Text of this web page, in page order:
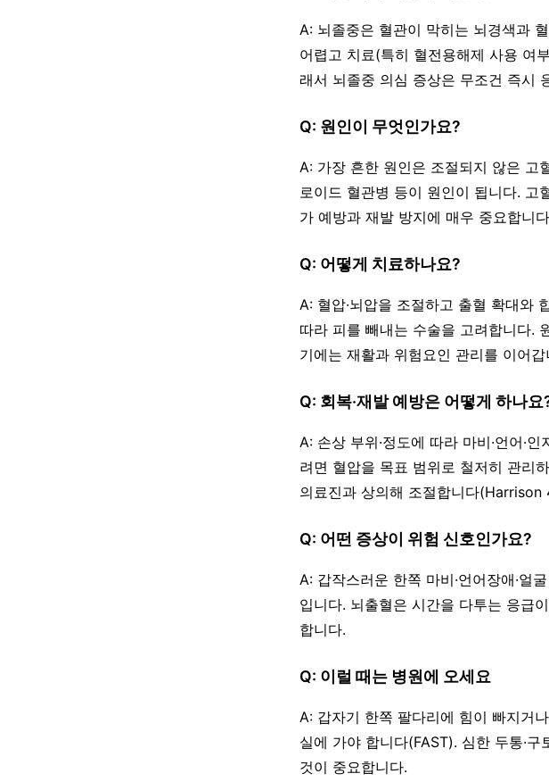
A: 뇌졸중은 혈관이 막히는 뇌경색과
어렵고 치료(특히 혈전용해제 사용 여
래서 뇌졸중 의심 증상은 무조건 즉시
Q: 원인이 무엇인가요?
A: 가장 흔한 원인은 조절되지 않은 고
로이드 혈관병 등이 원인이 됩니다. 고
가 예방과 재발 방지에 매우 중요합니
Q: 어떻게 치료하나요?
A: 혈압·뇌압을 조절하고 출혈 확대와
따라 피를 빼내는 수술을 고려합니다.
기에는 재활과 위험요인 관리를 이어
Q: 회복·재발 예방은 어떻게 하나요
A: 손상 부위·정도에 따라 마비·언어·
려면 혈압을 목표 범위로 철저히 관리
의료진과 상의해 조절합니다
Q: 어떤 증상이 위험 신호인가요?
A: 갑작스러운 한쪽 마비·언어장애·얼
입니다. 뇌출혈은 시간을 다투는 응급
합니다.
Q: 이럴 때는 병원에 오세요
A: 갑자기 한쪽 팔다리에 힘이 빠지거
실에 가야 합니다(FAST). 심한 두통·
것이 중요합니다.